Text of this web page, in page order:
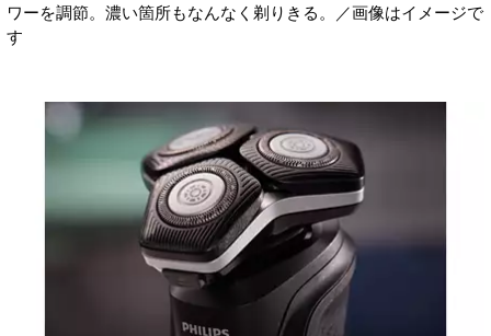
ワーを調節。濃い箇所もなんなく剃りきる。／画像はイメージで
す